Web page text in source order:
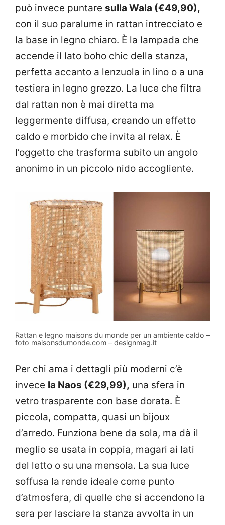
può invece puntare sulla Wala (€49,90),
con il suo paralume in rattan intrecciato e
la base in legno chiaro. È la lampada che
accende il lato boho chic della stanza,
perfetta accanto a lenzuola in lino o a una
testiera in legno grezzo. La luce che filtra
dal rattan non è mai diretta ma
leggermente diffusa, creando un effetto
caldo e morbido che invita al relax. È
l’oggetto che trasforma subito un angolo
anonimo in un piccolo nido accogliente.
Rattan e legno maisons du monde per un ambiente caldo –
foto maisonsdumonde.com – designmag.it
Per chi ama i dettagli più moderni c’è
invece la Naos (€29,99), una sfera in
vetro trasparente con base dorata. È
piccola, compatta, quasi un bijoux
d’arredo. Funziona bene da sola, ma dà il
meglio se usata in coppia, magari ai lati
del letto o su una mensola. La sua luce
soffusa la rende ideale come punto
d’atmosfera, di quelle che si accendono la
sera per lasciare la stanza avvolta in un